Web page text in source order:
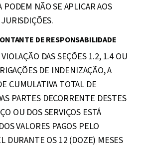
PODEM NÃO SE APLICAR AOS
DE RESPONSABILIDADE
DAS SEÇÕES 1.2, 1.4 OU
DE INDENIZAÇÃO, A
CUMULATIVA TOTAL DE
PARTES DECORRENTE DESTES
OU DOS SERVIÇOS ESTÁ
VALORES PAGOS PELO
DURANTE OS 12 (DOZE) MESES